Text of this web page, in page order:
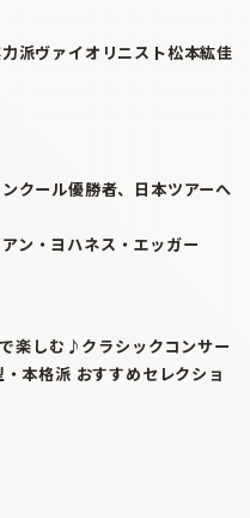
派ヴァイオリニスト松本紘佳
クール優勝者、日本ツアーへ
ン・ヨハネス・エッガー
楽しむ♪クラシックコンサー
本格派 おすすめセレクショ